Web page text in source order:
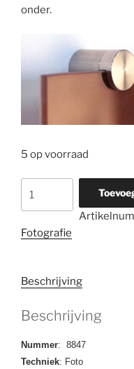
onder.
5 op voorraad
aantal
Fotografie
Beschrijving
Beschrijving
Nummer: 8847
Techniek: Foto